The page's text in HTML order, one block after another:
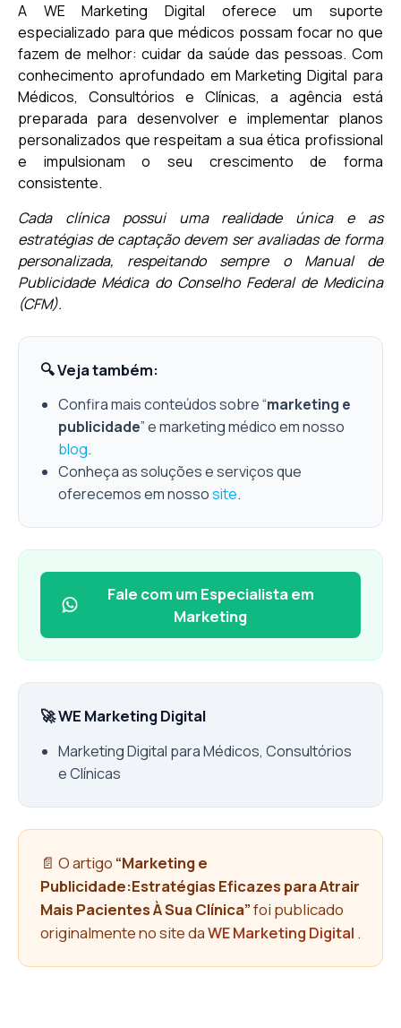
A WE Marketing Digital oferece um suporte
especializado para que médicos possam focar no que
fazem de melhor: cuidar da saúde das pessoas. Com
conhecimento aprofundado em Marketing Digital para
Médicos, Consultórios e Clínicas, a agência está
preparada para desenvolver e implementar planos
personalizados que respeitam a sua ética profissional
e impulsionam o seu crescimento de forma
consistente.
Cada clínica possui uma realidade única e as
estratégias de captação devem ser avaliadas de forma
personalizada, respeitando sempre o Manual de
Publicidade Médica do Conselho Federal de Medicina
(CFM).
🔍 Veja também:
Confira mais conteúdos sobre “marketing e
publicidade” e marketing médico em nosso
blog.
Conheça as soluções e serviços que
oferecemos em nossosite.
Fale com um Especialista em
Marketing
🚀 WE Marketing Digital
Marketing Digital para Médicos, Consultórios
e Clínicas
📄 O artigo “Marketing e
Publicidade:Estratégias Eficazes para Atrair
Mais Pacientes À Sua Clínica”foi publicado
originalmente no site daWE Marketing Digital .